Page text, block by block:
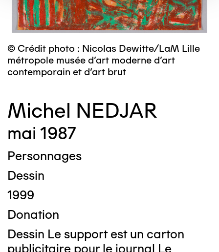
© Crédit photo : Nicolas Dewitte/LaM Lille
métropole musée d’art moderne d’art
contemporain et d’art brut
Michel NEDJAR
mai 1987
Personnages
Dessin
1999
Donation
Dessin Le support est un carton
publicitaire pour le journal Le